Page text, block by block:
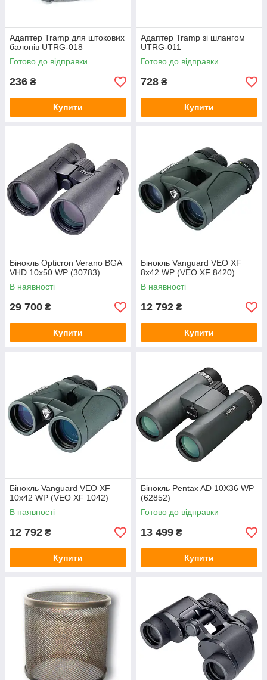
Кошики для білизни
Конструктори
техніки
Засоби для душа
Засоби для чищення взуття
Мийні та чистячі засоби
Хімічні засоби від комах
Ганчірки і серветки для прибирання
Снігоступи, альпіністські кішки
Захист від комах і гризунів, загальне
Льодоходи та льодоступи
Сонцезахисні засоби для шкіри
Адаптер Tramp для штокових
балонів UTRG-018
Готово до відправки
236 ₴
Купити
Адаптер Tramp зі шлангом
UTRG-011
Готово до відправки
728 ₴
Купити
Бінокль Opticron Verano BGA
VHD 10x50 WP (30783)
В наявності
29 700 ₴
Купити
Бінокль Vanguard VEO XF
8x42 WP (VEO XF 8420)
В наявності
12 792 ₴
Купити
Бінокль Vanguard VEO XF
10x42 WP (VEO XF 1042)
В наявності
12 792 ₴
Купити
Бінокль Pentax AD 10X36 WP
(62852)
Готово до відправки
13 499 ₴
Купити